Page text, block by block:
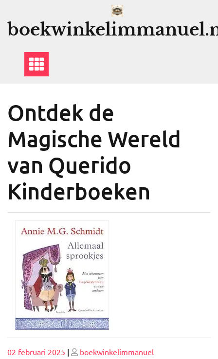
Ontdek de
Magische Wereld
van Querido
Kinderboeken
Geplaatst
02 februari 2025 | Geplaatst
boekwinkelimmanuel